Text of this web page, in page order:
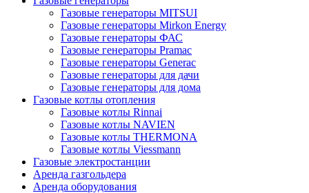
Газовые генераторы MITSUI
Газовые генераторы Mirkon Energy
Газовые генераторы ФАС
Газовые генераторы Pramac
Газовые генераторы Generac
Газовые генераторы для дачи
Газовые генераторы для дома
Газовые котлы отопления
Газовые котлы Rinnai
Газовые котлы NAVIEN
Газовые котлы THERMONA
Газовые котлы Viessmann
Газовые электростанции
Аренда газгольдера
Аренда оборудования